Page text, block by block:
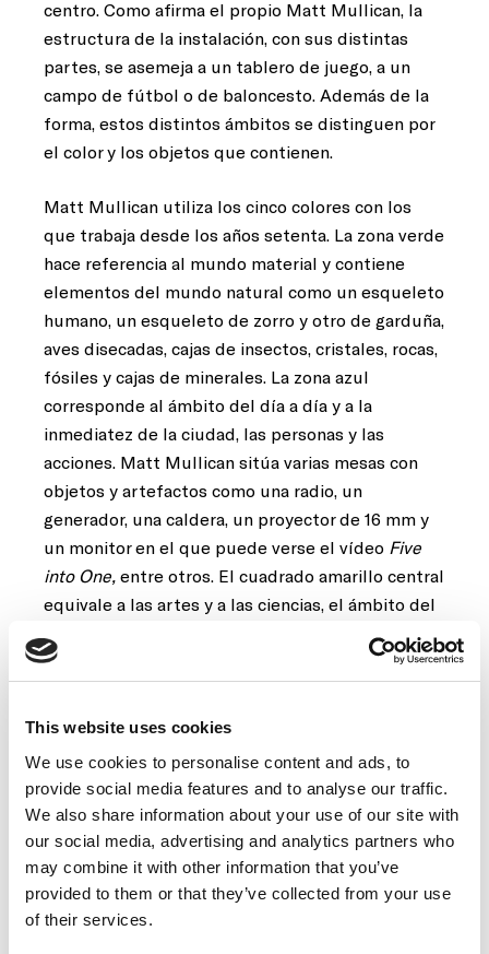
This website uses cookies
We use cookies to personalise content and ads, to
provide social media features and to analyse our traffic.
We also share information about your use of our site with
our social media, advertising and analytics partners who
may combine it with other information that you’ve
provided to them or that they’ve collected from your use
of their services.
centro. Como afirma el propio Matt Mullican, la
estructura de la instalación, con sus distintas
partes, se asemeja a un tablero de juego, a un
campo de fútbol o de baloncesto. Además de la
forma, estos distintos ámbitos se distinguen por
el color y los objetos que contienen.
Matt Mullican utiliza los cinco colores con los
que trabaja desde los años setenta. La zona verde
hace referencia al mundo material y contiene
elementos del mundo natural como un esqueleto
humano, un esqueleto de zorro y otro de garduña,
aves disecadas, cajas de insectos, cristales, rocas,
fósiles y cajas de minerales. La zona azul
corresponde al ámbito del día a día y a la
inmediatez de la ciudad, las personas y las
acciones. Matt Mullican sitúa varias mesas con
objetos y artefactos como una radio, un
generador, una caldera, un proyector de 16 mm y
un monitor en el que puede verse el vídeo Five
into One, entre otros. El cuadrado amarillo central
equivale a las artes y a las ciencias, el ámbito del
conocimiento. Contiene mesas con los grabados
de la obra de Matt Mullican
Untitled (2009) . El
cinco grandes paneles, los Bulletin Boards, con
formales: dibujos, cajas de cerillas, recortes de
periódico con fotografías en blanco y negro,
elementos de ropa como banderolas, botones y
uniformes, collages de imágenes de la Segunda
Guerra Mundial, entre otros. Contiene también
dos mesas con grabados, aguatintas y serigrafías